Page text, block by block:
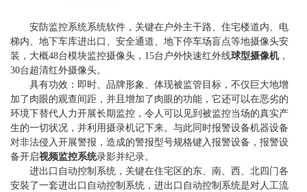
安防监控系统系统软件，关键在户外主干路、住宅楼道内、电
梯内、地下车库进出口、安全通道、地下停车场盲点等地摄像头安
装，大概48台模块监控摄像头，15台户外快速红外线球型摄像机，
30台超清红外摄像头。
具有功效：即时、品牌形象、体现被监管目标，不仅巨大地增
加了肉眼的观查间距，并且增加了肉眼的功能，它还可以在恶劣的
环境下替代人力开展长期监控，令人可以见到被监控当场的真实产
生的一切状况，并利用摄录机记下来。与此同时报警设备机器设备
对非法侵入开展警报，造成的警报型号规格键入报警设备，报警设
备开启视频监控系统录影并纪录。
进出口自动控制系统，关键在住宅区的东、南、西、北四门各
安裝了一套进出口自动控制系统，进出口自动控制系统是对人工流